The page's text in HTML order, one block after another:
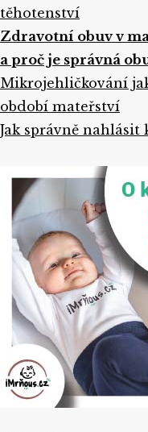
těhotenství
Zdravotní obuv v
a proč je správná
Mikrojehličkování
období mateřství
Jak správně nahlásit